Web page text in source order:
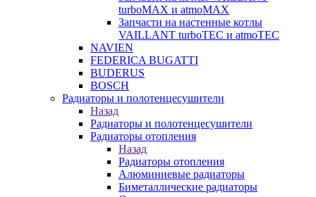
turboMAX и atmoMAX
Запчасти на настенные котлы
VAILLANT turboTEC и atmoTEC
NAVIEN
FEDERICA BUGATTI
BUDERUS
BOSCH
Радиаторы и полотенцесушители
Назад
Радиаторы и полотенцесушители
Радиаторы отопления
Назад
Радиаторы отопления
Алюминиевые радиаторы
Биметаллические радиаторы